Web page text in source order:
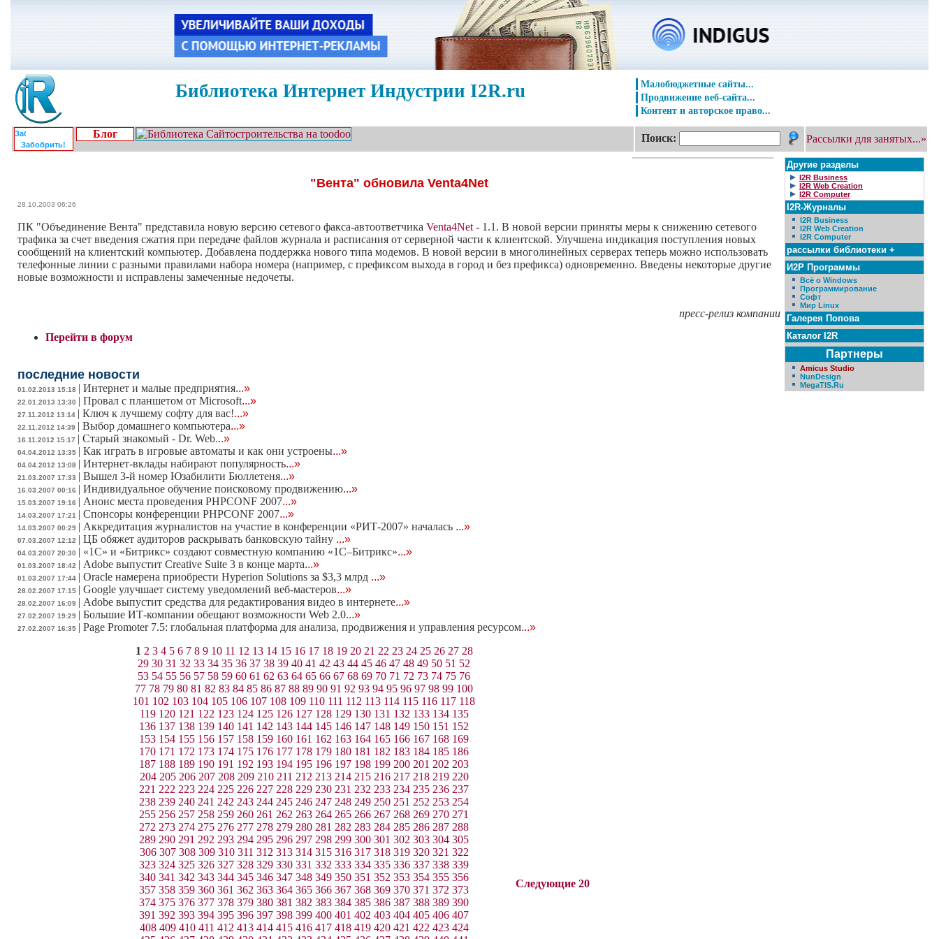
Библиотека Интернет Индустрии I2R.ru
Малобюджетные сайты...
Продвижение веб-сайта...
Контент и авторское право...
Забобрить!
Блог Поиск: Рассылки для занятых...»
"Вента" обновила Venta4Net
28.10.2003 06:26
ПК "Объединение Вента" представила новую версию сетевого факса-автоответчика Venta4Net - 1.1. В новой версии приняты меры к снижению сетевого
трафика за счет введения сжатия при передаче файлов журнала и расписания от серверной части к клиентской. Улучшена индикация поступления новых
сообщений на клиентский компьютер. Добавлена поддержка нового типа модемов. В новой версии в многолинейных серверах теперь можно использовать
телефонные линии с разными правилами набора номера (например, с префиксом выхода в город и без префикса) одновременно. Введены некоторые другие
новые возможности и исправлены замеченные недочеты.
пресс-релиз компании
Перейти в форум
последние новости
01.02.2013 15:18 | Интернет и малые предприятия...»
22.01.2013 13:30 | Провал с планшетом от Microsoft...»
27.11.2012 13:14 | Ключ к лучшему софту для вас!...»
22.11.2012 14:39 | Выбор домашнего компьютера...»
16.11.2012 15:17 | Старый знакомый - Dr. Web...»
04.04.2012 13:35 | Как играть в игровые автоматы и как они устроены...»
04.04.2012 13:08 | Интернет-вклады набирают популярность...»
21.03.2007 17:33 | Вышел 3-й номер Юзабилити Бюллетеня...»
16.03.2007 00:16 | Индивидуальное обучение поисковому продвижению...»
15.03.2007 19:16 | Анонс места проведения PHPCONF 2007...»
14.03.2007 17:21 | Спонсоры конференции PHPCONF 2007...»
14.03.2007 00:29 | Аккредитация журналистов на участие в конференции «РИТ-2007» началась ...»
07.03.2007 12:12 | ЦБ обяжет аудиторов раскрывать банковскую тайну ...»
04.03.2007 20:30 | «1С» и «Битрикс» создают совместную компанию «1С–Битрикс»...»
01.03.2007 18:42 | Adobe выпустит Creative Suite 3 в конце марта...»
01.03.2007 17:44 | Oracle намерена приобрести Hyperion Solutions за $3,3 млрд ...»
28.02.2007 17:15 | Google улучшает систему уведомлений веб-мастеров...»
28.02.2007 16:09 | Adobe выпустит средства для редактирования видео в интернете...»
27.02.2007 19:29 | Большие ИТ-компании обещают возможности Web 2.0...»
27.02.2007 16:35 | Page Promoter 7.5: глобальная платформа для анализа, продвижения и управления ресурсом...»
1 2 3 4 5 6 7 8 9 10 11 12 13 14 15 16 17 18 19 20 21 22 23 24 25 26 27 28
29 30 31 32 33 34 35 36 37 38 39 40 41 42 43 44 45 46 47 48 49 50 51 52
53 54 55 56 57 58 59 60 61 62 63 64 65 66 67 68 69 70 71 72 73 74 75 76
77 78 79 80 81 82 83 84 85 86 87 88 89 90 91 92 93 94 95 96 97 98 99 100
101 102 103 104 105 106 107 108 109 110 111 112 113 114 115 116 117 118
119 120 121 122 123 124 125 126 127 128 129 130 131 132 133 134 135
136 137 138 139 140 141 142 143 144 145 146 147 148 149 150 151 152
153 154 155 156 157 158 159 160 161 162 163 164 165 166 167 168 169
170 171 172 173 174 175 176 177 178 179 180 181 182 183 184 185 186
187 188 189 190 191 192 193 194 195 196 197 198 199 200 201 202 203
204 205 206 207 208 209 210 211 212 213 214 215 216 217 218 219 220
221 222 223 224 225 226 227 228 229 230 231 232 233 234 235 236 237
238 239 240 241 242 243 244 245 246 247 248 249 250 251 252 253 254
255 256 257 258 259 260 261 262 263 264 265 266 267 268 269 270 271
272 273 274 275 276 277 278 279 280 281 282 283 284 285 286 287 288
289 290 291 292 293 294 295 296 297 298 299 300 301 302 303 304 305
306 307 308 309 310 311 312 313 314 315 316 317 318 319 320 321 322
323 324 325 326 327 328 329 330 331 332 333 334 335 336 337 338 339
340 341 342 343 344 345 346 347 348 349 350 351 352 353 354 355 356
357 358 359 360 361 362 363 364 365 366 367 368 369 370 371 372 373
374 375 376 377 378 379 380 381 382 383 384 385 386 387 388 389 390
391 392 393 394 395 396 397 398 399 400 401 402 403 404 405 406 407
408 409 410 411 412 413 414 415 416 417 418 419 420 421 422 423 424
Следующие 20
Другие разделы
I2R Business
I2R Web Creation
I2R Computer
I2R-Журналы
I2R Business
I2R Web Creation
I2R Computer
рассылки библиотеки +
И2Р Программы
Всё о Windows
Программирование
Софт
Мир Linux
Галерея Попова
Каталог I2R
Партнеры
Amicus Studio
NunDesign
MegaTIS.Ru